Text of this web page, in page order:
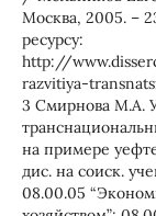
Москва, 2005. –
ресурсу:
http://
razvitiya-
3 Смирнова М.А.
на примере
дис. на соиск.
08.00.05